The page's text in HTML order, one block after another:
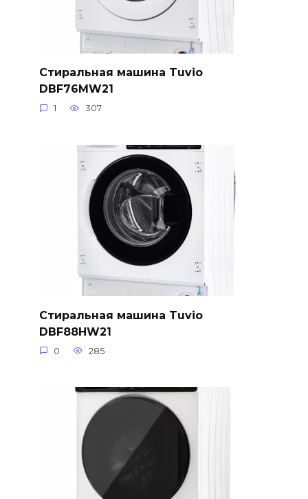
Стиральная машина Tuvio
DBF76MW21
1 307
Стиральная машина Tuvio
DBF88HW21
0 285